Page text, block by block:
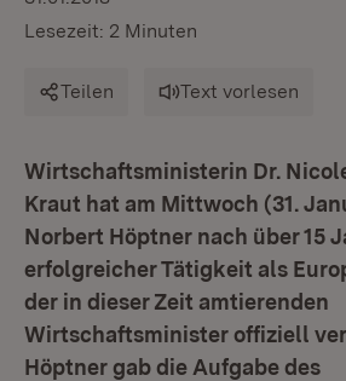
Lesezeit: 2 Minuten
Teilen Text vorlesen
Wirtschaftsministerin Dr.
Kraut hat am Mittwoch (31.
Norbert Höptner nach über 15
erfolgreicher Tätigkeit als
der in dieser Zeit amtierenden
Wirtschaftsminister offiziell
Höptner gab die Aufgabe des